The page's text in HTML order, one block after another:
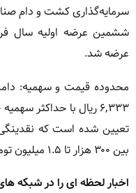
سرمایه‌گذاری کشت و دام
ششمین عرضه اولیه سال
عرضه شد.
تعیین شده است که
بین ۳۰۰ هزار تا ۱.۵ میلیون تومان برآورد می‌شود.
اخبار لحظه ای را در شبکه